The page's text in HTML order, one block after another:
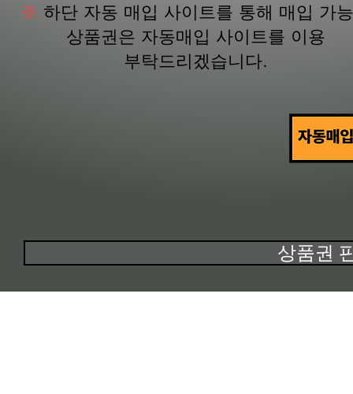
※ 하단 자동 매입 사이트를 통해 매입 가
상품권은 자동매입 사이트를 이용
부탁드리겠습니다.
상품권